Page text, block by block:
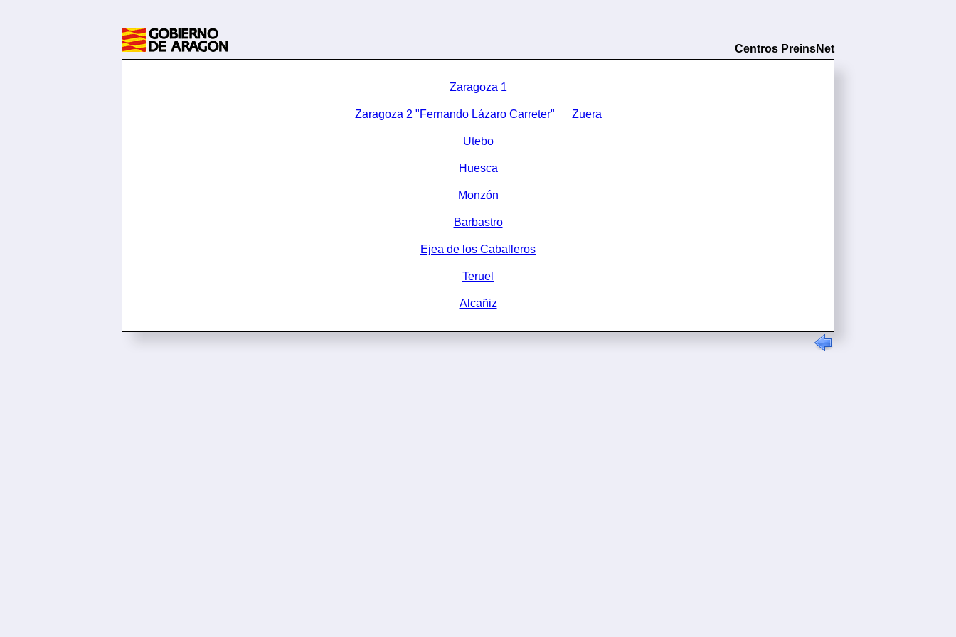
Centros PreinsNet
Zaragoza 1
Zaragoza 2 "Fernando Lázaro Carreter" Zuera
Utebo
Huesca
Monzón
Barbastro
Ejea de los Caballeros
Teruel
Alcañiz